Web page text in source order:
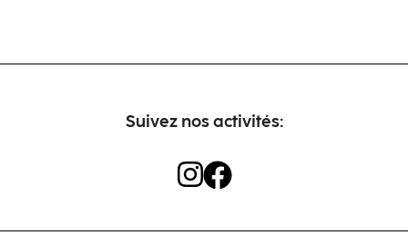
Suivez nos activités: